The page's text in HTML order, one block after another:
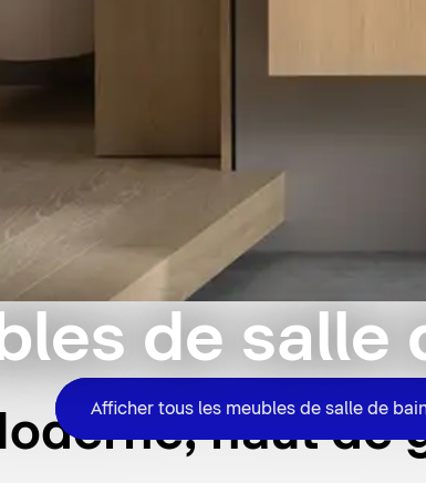
de salle
Afficher tous les meubles de salle de
haut de